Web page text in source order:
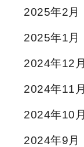
2025年2月
2025年1月
2024年12月
2024年11月
2024年10月
2024年9月